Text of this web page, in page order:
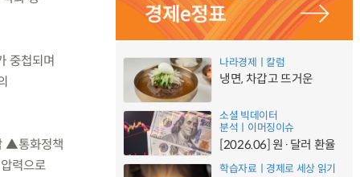
중첩되며
▲통화정책
력으로
나라경제ㅣ칼럼
냉면, 차갑고 뜨거운
소셜 빅데이터
분석ㅣ이머징이슈
[2026.06] 원·달러 환율
학습자료ㅣ경제로 세상 읽기